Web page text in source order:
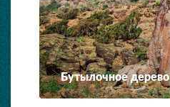
Бутылочное дерево